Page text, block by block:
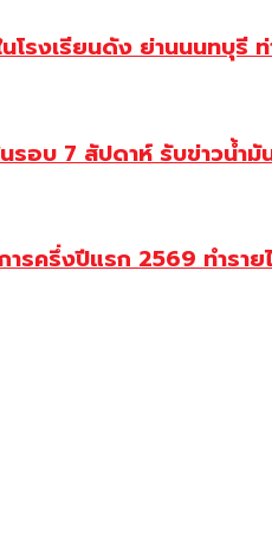
รงเรียนดัง ย่านนนทบุรี
อบ 7 สัปดาห์ รับข่าวน้ำ
รครึ่งปีแรก 2569 ทำรา